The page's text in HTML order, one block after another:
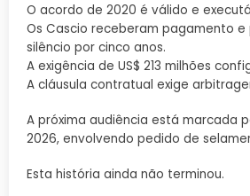
O acordo de 2020 é válido e
Os Cascio receberam pagamento
silêncio por cinco anos.
A exigência de US$ 213 milhões
A cláusula contratual exige
A próxima audiência está marcada
2026, envolvendo pedido de
Esta história ainda não terminou.